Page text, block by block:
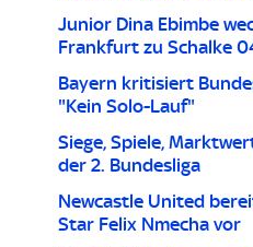
Junior Dina Ebimbe
Frankfurt zu Schalke
Bayern kritisiert
"Kein Solo-Lauf"
Siege, Spiele,
der 2. Bundesliga
Newcastle United
Star Felix Nmecha vor